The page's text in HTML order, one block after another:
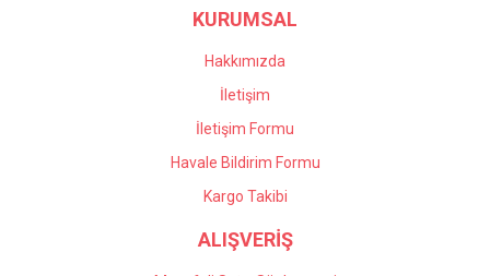
KURUMSAL
Hakkımızda
İletişim
İletişim Formu
Havale Bildirim Formu
Kargo Takibi
ALIŞVERİŞ